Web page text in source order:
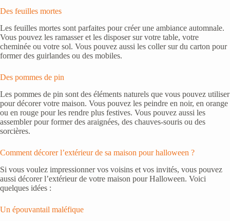
Des feuilles mortes
Les feuilles mortes sont parfaites pour créer une ambiance automnale.
Vous pouvez les ramasser et les disposer sur votre table, votre
cheminée ou votre sol. Vous pouvez aussi les coller sur du carton pour
former des guirlandes ou des mobiles.
Des pommes de pin
Les pommes de pin sont des éléments naturels que vous pouvez utiliser
pour décorer votre maison. Vous pouvez les peindre en noir, en orange
ou en rouge pour les rendre plus festives. Vous pouvez aussi les
assembler pour former des araignées, des chauves-souris ou des
sorcières.
Comment décorer l’extérieur de sa maison pour halloween ?
Si vous voulez impressionner vos voisins et vos invités, vous pouvez
aussi décorer l’extérieur de votre maison pour Halloween. Voici
quelques idées :
Un épouvantail maléfique